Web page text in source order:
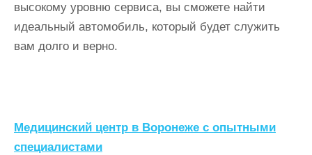
высокому уровню сервиса, вы сможете найти
идеальный автомобиль, который будет служить
вам долго и верно.
Н
Медицинский центр в Воронеже с опытными
специалистами